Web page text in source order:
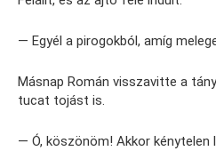
— Egyél a pirogokból, amíg
Másnap Román visszavitte a
tucat tojást is.
— Ó, köszönöm! Akkor